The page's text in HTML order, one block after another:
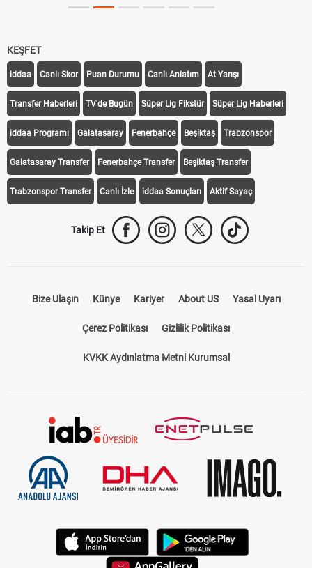
KEŞFET
iddaa Canlı Skor Puan Durumu Canlı Anlatım At Yarışı
Transfer Haberleri TV'de Bugün Süper Lig Fikstür Süper Lig Haberleri
iddaa Programı Galatasaray Fenerbahçe Beşiktaş Trabzonspor
Galatasaray Transfer Fenerbahçe Transfer Beşiktaş Transfer
Trabzonspor Transfer Canlı İzle iddaa Sonuçları Aktif Sayaç
Takip Et
Bize Ulaşın Künye Kariyer About US Yasal Uyarı
Çerez Politikası Gizlilik Politikası
KVKK Aydınlatma Metni Kurumsal